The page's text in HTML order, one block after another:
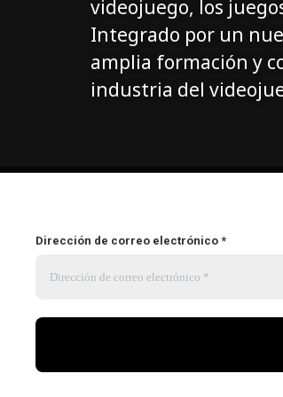
videojuego, los
Integrado por un
amplia formación y
industria del
Dirección de correo electrónico *